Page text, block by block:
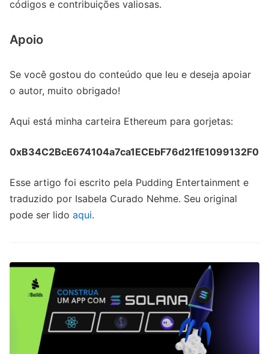
códigos e contribuições valiosas.
Apoio
Se você gostou do conteúdo que leu e deseja apoiar
o autor, muito obrigado!
Aqui está minha carteira Ethereum para gorjetas:
0xB34C2BcE674104a7ca1ECEbF76d21fE1099132F0
Esse artigo foi escrito pela Pudding Entertainment e
traduzido por Isabela Curado Nehme. Seu original
pode ser lido aqui.